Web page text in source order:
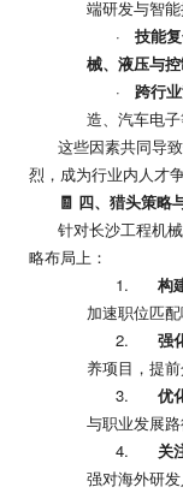
端研发与智能
· 技能
械、液压与
· 跨行
造、汽车电
这些因素共同导
烈，成为行业内人才
🧾 四、猎头策略
针对长沙工程机
略布局上：
1. 构
加速职位匹配
2. 强
养项目，提前
3. 优
与职业发展路
4. 关
强对海外研发